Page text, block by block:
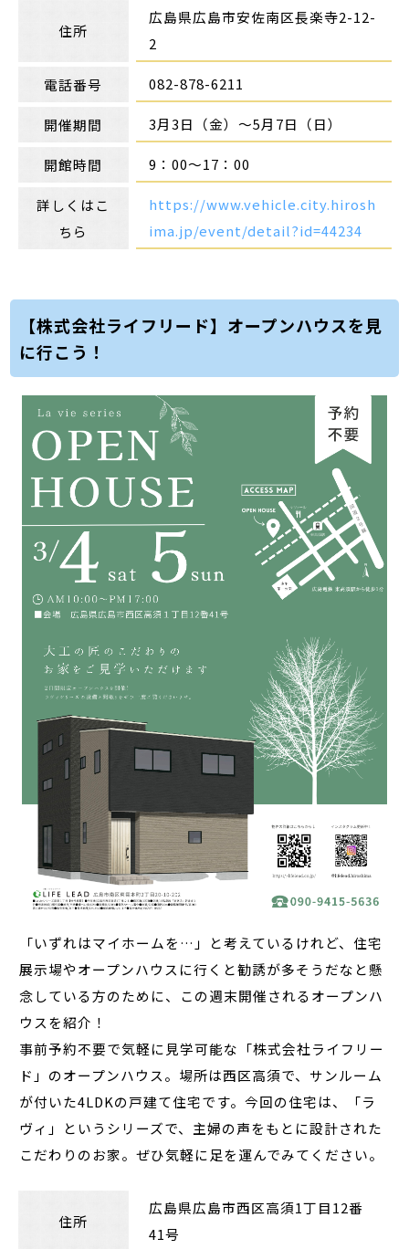
住所
広島県広島市安佐南区長楽寺2-12-
2
電話番号 082-878-6211
開催期間 3月3日（金）～5月7日（日）
開館時間 9：00～17：00
詳しくはこ
ちら
https://www.vehicle.city.hirosh
ima.jp/event/detail?id=44234
【株式会社ライフリード】オープンハウスを見
に行こう！
「いずれはマイホームを…」と考えているけれど、住宅
展示場やオープンハウスに行くと勧誘が多そうだなと懸
念している方のために、この週末開催されるオープンハ
ウスを紹介！
事前予約不要で気軽に見学可能な「株式会社ライフリー
ド」のオープンハウス。場所は西区高須で、サンルーム
が付いた4LDKの戸建て住宅です。今回の住宅は、「ラ
ヴィ」というシリーズで、主婦の声をもとに設計された
こだわりのお家。ぜひ気軽に足を運んでみてください。
住所
広島県広島市西区高須1丁目12番
41号